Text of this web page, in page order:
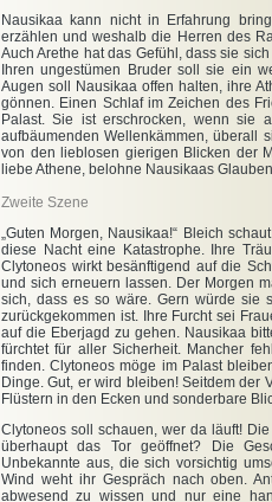
Nausikaa kann nicht in Erfahrung
erzählen und weshalb die Herren des
Auch Arethe hat das Gefühl, dass sie
Ihren ungestümen Bruder soll sie ein
Augen soll Nausikaa offen halten, ihre
gönnen. Einen Schlaf im Zeichen des
Palast. Sie ist erschrocken, wenn sie
aufbäumenden Wellenkämmen, überall
von den lieblosen gierigen Blicken der
liebe Athene, belohne Nausikaas
Zweite Szene
„Guten Morgen, Nausikaa!“ Bleich
diese Nacht eine Katastrophe. Ihre
Clytoneos wirkt besänftigend auf die
und sich erneuern lassen. Der Morgen
sich, dass es so wäre. Gern würde sie
zurückgekommen ist. Ihre Furcht sei
auf die Eberjagd zu gehen. Nausikaa
fürchtet für aller Sicherheit. Mancher
finden. Clytoneos möge im Palast
Dinge. Gut, er wird bleiben! Seitdem der
Flüstern in den Ecken und sonderbare
Clytoneos soll schauen, wer da läuft!
überhaupt das Tor geöffnet? Die
Unbekannte aus, die sich vorsichtig
Wind weht ihr Gespräch nach oben.
abwesend zu wissen und nur eine